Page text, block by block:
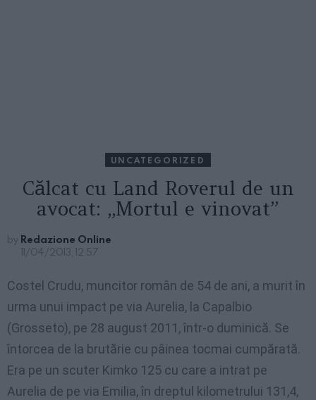
UNCATEGORIZED
Călcat cu Land Roverul de un
avocat: „Mortul e vinovat”
by Redazione Online
11/04/2013, 12:57
Costel Crudu, muncitor român de 54 de ani, a murit în
urma unui impact pe via Aurelia, la Capalbio
(Grosseto), pe 28 august 2011,într-o duminică. Se
întorcea de la brutărie cu pâinea tocmai cumpărată.
Era pe un scuter Kimko 125 cu care a intrat pe
Aurelia de pe via Emilia,în dreptul kilometrului 131,4,